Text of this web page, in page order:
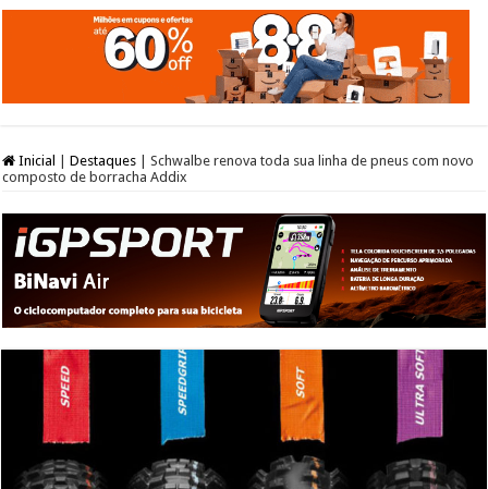
Inicial Destaques
Schwalbe renova toda sua linha de pneus com novo
composto de borracha Addix